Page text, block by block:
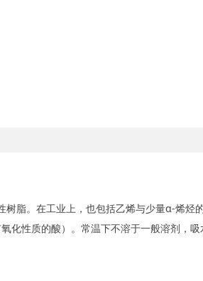
脂。在工业上，也包括乙烯与少量α-烯烃
性质的酸）。常温下不溶于一般溶剂，吸